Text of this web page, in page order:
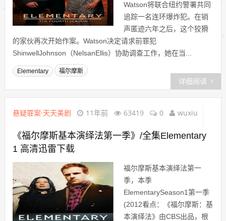
Watson将联合纽约警署共同
追踪一名连环爆炸犯。在销
声匿迹六年之后，这个狡猾
的家伙再次开始作案。Watson决定请求前罪犯
ShinwellJohnson（NelsanEllis）协助调查工作，她在当...
Elementary 福尔摩斯
详细阅读
悬疑罪案·天天美剧 11年前 63419 0 wuxiu
《福尔摩斯基本演绎法第一季》/全集Elementary
1 高清迅雷下载
福尔摩斯基本演绎法第一
季，本季
ElementarySeason1第一季
(2012看点：《福尔摩斯：基
本演绎法》由CBS出品，根